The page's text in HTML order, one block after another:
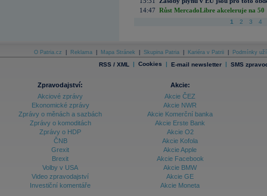
14:47 Růst MercadoLibre akceleruje na
1 2 3 4
O Patria.cz Reklama Mapa Stránek Skupina Patria Kariéra v Patrii Podmínky
RSS / XML | Cookies | E-mail newsletter | SMS
Zpravodajství:
Akciové zprávy
Ekonomické zprávy
Zprávy o měnách a sazbách
Zprávy o komoditách
Zprávy o HDP
ČNB
Grexit
Brexit
Volby v USA
Video zpravodajství
Investiční komentáře
Akcie:
Akcie ČEZ
Akcie NWR
Akcie Komerční banka
Akcie Erste Bank
Akcie O2
Akcie Kofola
Akcie Apple
Akcie Facebook
Akcie BMW
Akcie GE
Akcie Moneta